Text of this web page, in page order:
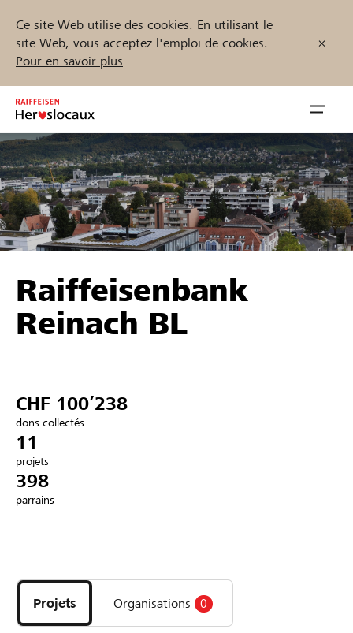
Ce site Web utilise des cookies. En utilisant le
site Web, vous acceptez l'emploi de cookies.
Pour en savoir plus
Inhalt
springen
öffnen
Parrainer
Soutien & assistance
Se connecter
Trouvez des projets et des organisations
Démarrez maintenant
DE FR IT
Raiffeisenbank
Reinach BL
CHF 100’238
dons collectés
11
projets
398
parrains
les
projets
et
Projets Organisations 0